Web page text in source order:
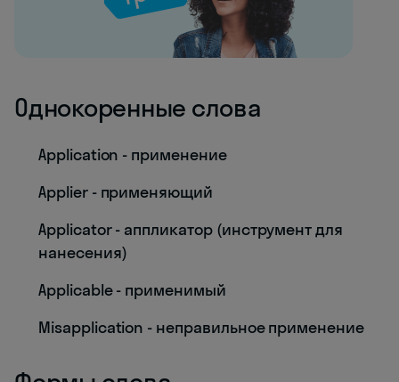
Однокоренные слова
Application - применение
Applier - применяющий
Applicator - аппликатор (инструмент для
нанесения)
Applicable - применимый
Misapplication - неправильное применение